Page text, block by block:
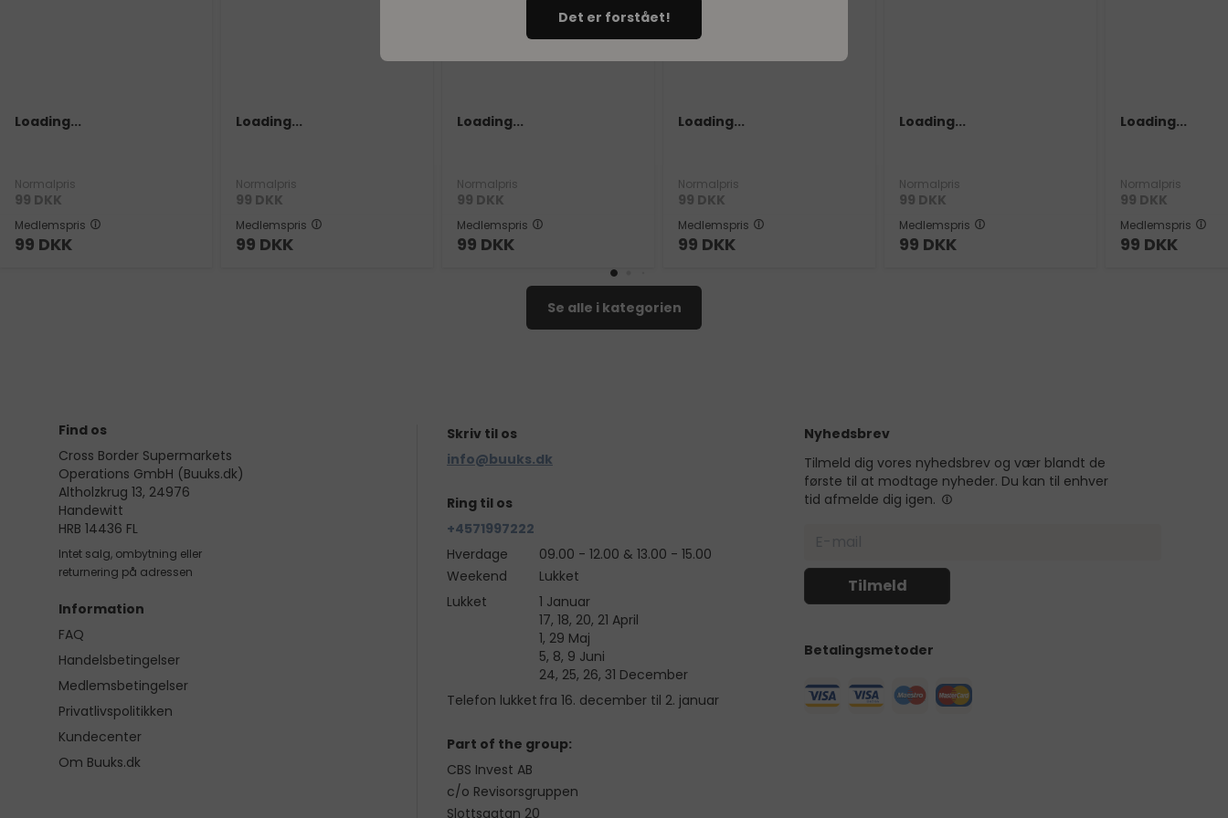
Det er forstået!
Loading...
Normalpris
99 DKK
Medlemspris
99 DKK
Loading...
Normalpris
99 DKK
Medlemspris
99 DKK
Loading...
Normalpris
99 DKK
Medlemspris
99 DKK
Loading...
Normalpris
99 DKK
Medlemspris
99 DKK
Loading...
Normalpris
99 DKK
Medlemspris
99 DKK
Loading...
Normalpris
99 DKK
Medlemspris
99 DKK
Se alle i kategorien
Find os
Cross Border Supermarkets
Operations GmbH (Buuks.dk)
Altholzkrug 13, 24976
Handewitt
HRB 14436 FL
Intet salg, ombytning eller
returnering på adressen
Information
FAQ
Handelsbetingelser
Medlemsbetingelser
Privatlivspolitikken
Kundecenter
Om Buuks.dk
Skriv til os
info@buuks.dk
Ring til os
+4571997222
Hverdage
09.00 - 12.00 & 13.00 - 15.00
Weekend
Lukket
Lukket
Telefon lukket
1 Januar
17, 18, 20, 21 April
1, 29 Maj
5, 8, 9 Juni
24, 25, 26, 31 December
fra 16. december til 2. januar
Part of the group:
CBS Invest AB
c/o Revisorsgruppen
Slottsgatan 20
Nyhedsbrev
Tilmeld dig vores nyhedsbrev og vær blandt de
første til at modtage nyheder. Du kan til enhver
tid afmelde dig igen.
Betalingsmetoder